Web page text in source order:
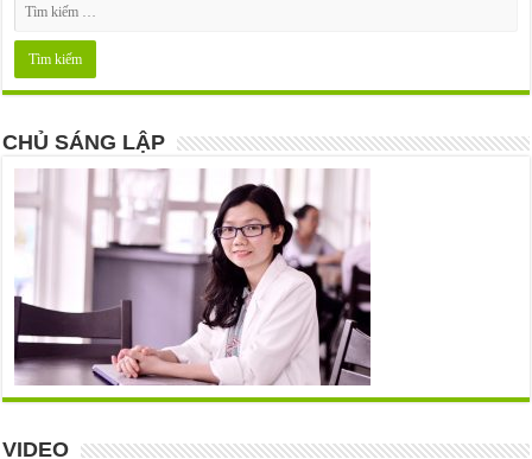
CHỦ SÁNG LẬP
VIDEO